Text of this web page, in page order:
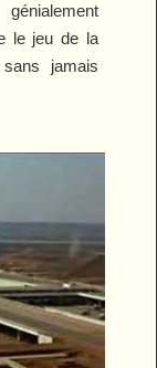
le jeu de la
jamais